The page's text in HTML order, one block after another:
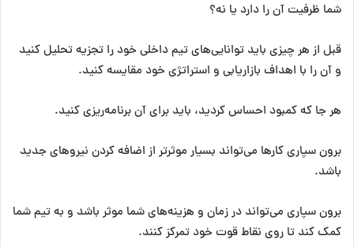
شما ظرفیت آن را دارد یا نه؟
قبل از هر چیزی باید توانایی‌های تیم داخلی خود را تجزیه تحلیل کنید
و آن را با اهداف بازاریابی و استراتژی خود مقایسه کنید.
هر جا که کمبود احساس کردید، باید برای آن برنامه‌ریزی کنید.
برون سپاری کارها می‌تواند بسیار موثرتر از اضافه کردن نیروهای جدید
باشد.
برون سپاری می‌تواند در زمان و هزینه‌های شما موثر باشد و به تیم شما
کمک کند تا روی نقاط قوت خود تمرکز کنند.